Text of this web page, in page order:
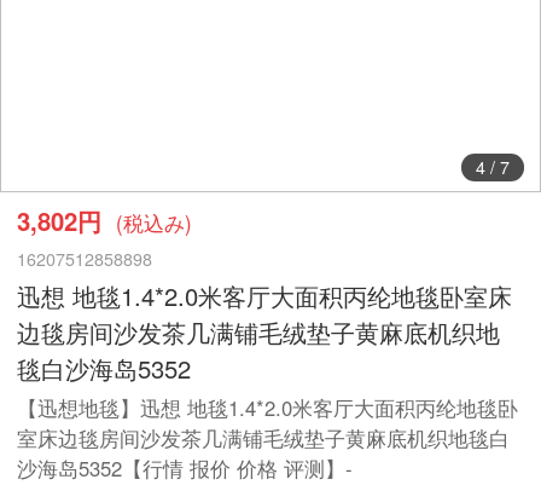
5/ 7
3,802円 (税込み)
16207512858898
迅想 地毯1.4*2.0米客厅大面积丙纶地毯卧室床
边毯房间沙发茶几满铺毛绒垫子黄麻底机织地
毯白沙海岛5352
【迅想地毯】迅想 地毯1.4*2.0米客厅大面积丙纶地毯卧
室床边毯房间沙发茶几满铺毛绒垫子黄麻底机织地毯白
沙海岛5352【行情 报价 价格 评测】-